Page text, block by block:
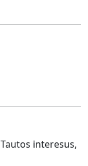
interesus,